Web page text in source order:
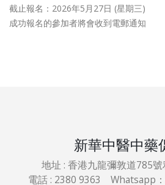
截止報名：2026年5月27日 (星期三)
成功報名的參加者將會收到電郵通知
新華中醫中藥
地址 : 香港九龍彌敦道785
電話 : 2380 9363 Whatsapp：